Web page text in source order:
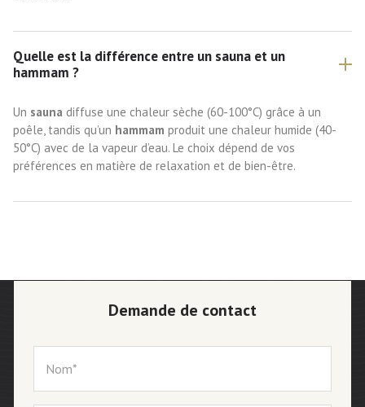
Quelle est la différence entre un sauna et un
hammam ?
Un sauna diffuse une chaleur sèche (60-100°C) grâce à un
poêle, tandis qu’un hammam produit une chaleur humide (40-
50°C) avec de la vapeur d’eau. Le choix dépend de vos
préférences en matière de relaxation et de bien-être.
Demande de contact